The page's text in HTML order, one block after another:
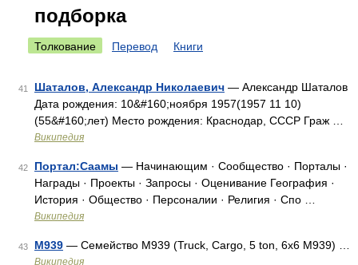
подборка
Толкование Перевод Книги
41 Шаталов, Александр Николаевич — Александр Шаталов
Дата рождения: 10&#160;ноября 1957(1957 11 10)
(55&#160;лет) Место рождения: Краснодар, СССР Граж …
Википедия
42 Портал:Саамы — Начинающим · Сообщество · Порталы ·
Награды · Проекты · Запросы · Оценивание География ·
История · Общество · Персоналии · Религия · Спо …
Википедия
43 M939 — Семейство M939 (Truck, Cargo, 5 ton, 6x6 M939) …
Википедия